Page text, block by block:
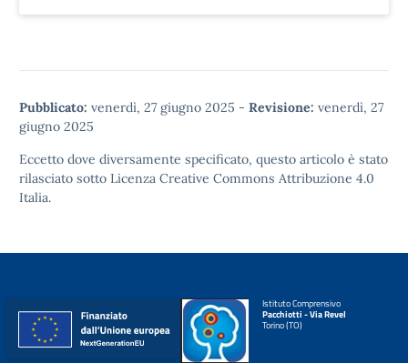
Pubblicato: venerdì, 27 giugno 2025 - Revisione: venerdì, 27
giugno 2025
Eccetto dove diversamente specificato, questo articolo è stato
rilasciato sotto Licenza Creative Commons Attribuzione 4.0
Italia.
Istituto Comprensivo
Pacchiotti - Via Revel
Torino (TO)